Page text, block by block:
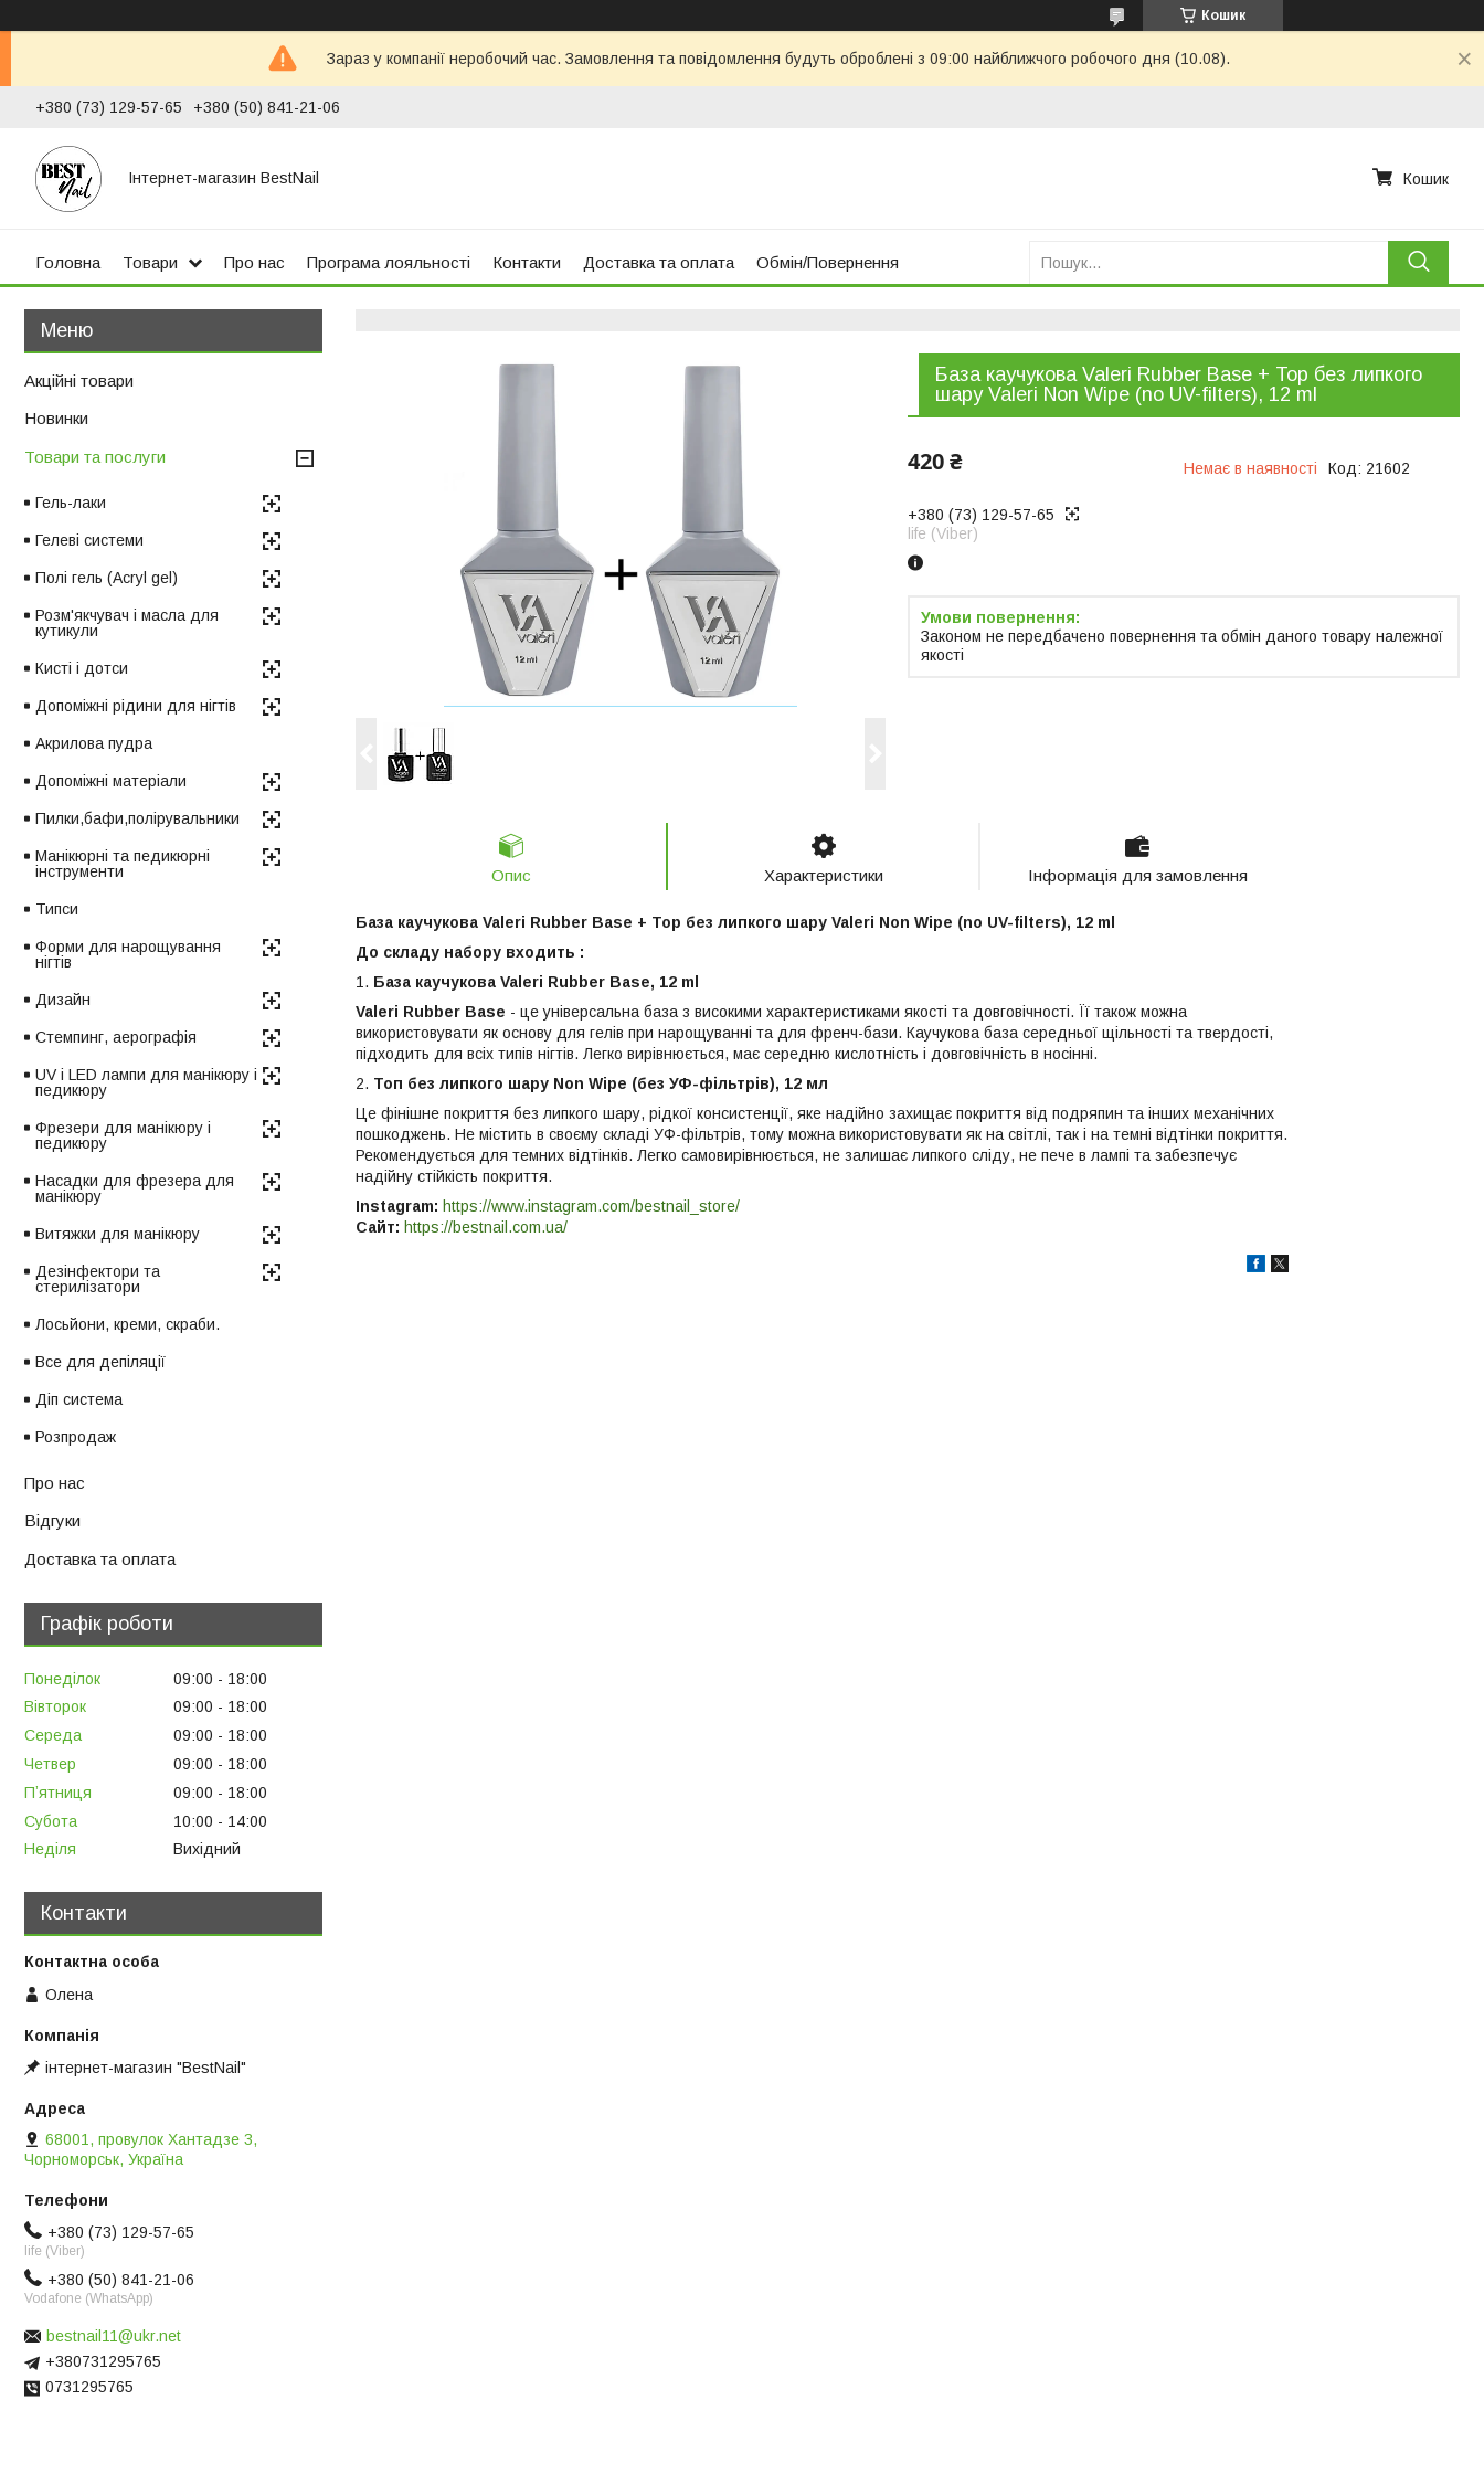
Кошик
Зараз у компанії неробочий час. Замовлення та повідомлення будуть оброблені з 09:00 найближчого робочого дня (10.08).
+380 (73) 129-57-65 +380 (50) 841-21-06
Інтернет-магазин BestNail Кошик
Головна Товари Про нас Програма лояльності Контакти Доставка та оплата Обмін/Повернення
База каучукова Valeri Rubber Base + Top без липкого
шару Valeri Non Wipe (no UV-filters), 12 ml
420 ₴ Немає в наявності Код: 21602
+380 (73) 129-57-65
life (Viber)
Законом не передбачено повернення та обмін даного товару належної
якості
Опис Характеристики Інформація для замовлення
База каучукова Valeri Rubber Base + Top без липкого шару Valeri Non Wipe (no UV-filters), 12 ml
До складу набору входить :
1. База каучукова Valeri Rubber Base, 12 ml
Valeri Rubber Base - це універсальна база з високими характеристиками якості та довговічності. Її також можна
використовувати як основу для гелів при нарощуванні та для френч-бази. Каучукова база середньої щільності та твердості,
підходить для всіх типів нігтів. Легко вирівнюється, має середню кислотність і довговічність в носінні.
2. Топ без липкого шару Non Wipe (без УФ-фільтрів), 12 мл
Це фінішне покриття без липкого шару, рідкої консистенції, яке надійно захищає покриття від подряпин та інших механічних
пошкоджень. Не містить в своєму складі УФ-фільтрів, тому можна використовувати як на світлі, так і на темні відтінки покриття.
Рекомендується для темних відтінків. Легко самовирівнюється, не залишає липкого сліду, не пече в лампі та забезпечує
надійну стійкість покриття.
Instagram: https://www.instagram.com/bestnail_store/
Сайт: https://bestnail.com.ua/
Акційні товари
Новинки
Товари та послуги
Гель-лаки
Гелеві системи
Полі гель (Acryl gel)
Розм'якчувач і масла для
кутикули
Кисті і дотси
Допоміжні рідини для нігтів
Акрилова пудра
Допоміжні матеріали
Пилки,бафи,полірувальники
Манікюрні та педикюрні
інструменти
Типси
Форми для нарощування
нігтів
Дизайн
Стемпинг, аерографія
UV і LED лампи для манікюру і
педикюру
Фрезери для манікюру і
педикюру
Насадки для фрезера для
манікюру
Витяжки для манікюру
Дезінфектори та
стерилізатори
Лосьйони, креми, скраби.
Все для депіляції
Діп система
Розпродаж
Про нас
Відгуки
Доставка та оплата
Графік роботи
Понеділок 09:00
18:00
Вівторок
09:00
18:00
Середа
09:00
18:00
Четвер
09:00
18:00
Пʼятниця
09:00
18:00
Субота
10:00
14:00
Неділя
Вихідний
Контакти
Олена
інтернет-магазин "BestNail"
68001, провулок Хантадзе 3,
Чорноморськ, Україна
+380 (73) 129-57-65
life (Viber)
+380 (50) 841-21-06
Vodafone (WhatsApp)
bestnail11@ukr.net
+380731295765
0731295765